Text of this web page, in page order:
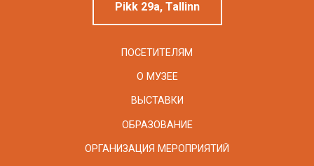
Pikk 29a, Tallinn
ПОСЕТИТЕЛЯМ
О МУЗЕЕ
ВЫСТАВКИ
ОБРАЗОВАНИЕ
ОРГАНИЗАЦИЯ МЕРОПРИЯТИЙ